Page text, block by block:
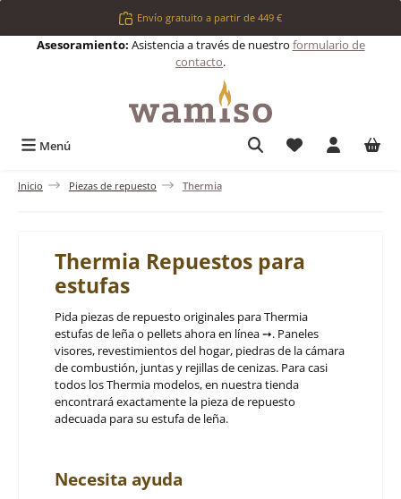
Saltar al contenido principalEnvío gratuito a partir de 449 €
Asesoramiento: Asistencia a través de nuestro formulario de
contacto.
Menú Tienes 0
Inicio Piezas de repuesto Thermia
Thermia Repuestos para
estufas
Pida piezas de repuesto originales para Thermia
estufas de leña o pellets ahora en línea ➙. Paneles
visores, revestimientos del hogar, piedras de la cámara
de combustión, juntas y rejillas de cenizas. Para casi
todos los Thermia modelos, en nuestra tienda
encontrará exactamente la pieza de repuesto
adecuada para su estufa de leña.
Necesita ayuda